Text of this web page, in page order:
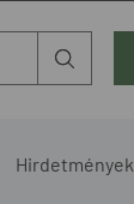
Hirdetmények